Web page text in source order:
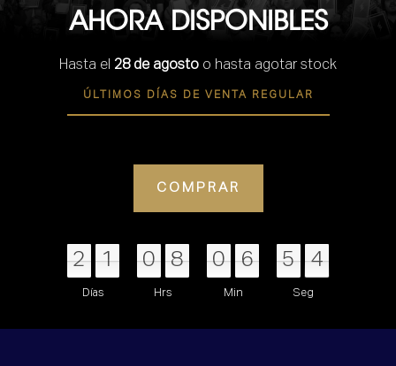
AHORA DISPONIBLES
Hasta el 28 de agosto o hasta agotar stock
ÚLTIMOS DÍAS DE VENTA REGULAR
COMPRAR
2
2 1
1
Días
0
0 8
8
Hrs
0
0 7
6
6
7
Min
0
5
5
0 3
2
2
3
Seg